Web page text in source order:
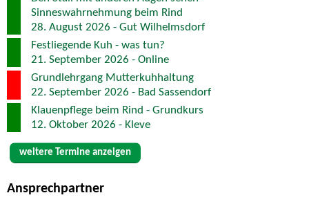
Sinneswahrnehmung beim Rind
28. August 2026 - Gut Wilhelmsdorf
Festliegende Kuh - was tun?
21. September 2026 - Online
Grundlehrgang Mutterkuhhaltung
22. September 2026 - Bad Sassendorf
Klauenpflege beim Rind - Grundkurs
12. Oktober 2026 - Kleve
weitere Termine anzeigen
Ansprechpartner